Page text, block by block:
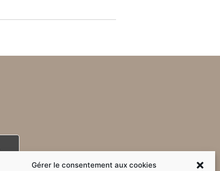
Gérer le consentement aux cookies